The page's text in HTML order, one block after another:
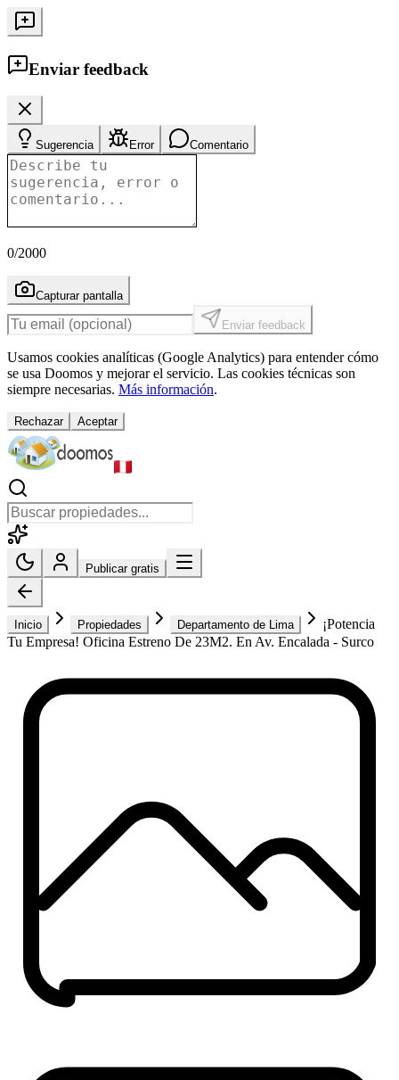
Enviar feedback
Sugerencia Error Comentario
0/2000
Capturar pantalla
Enviar feedback
Usamos cookies analíticas (Google Analytics) para entender cómo
se usa Doomos y mejorar el servicio. Las cookies técnicas son
siempre necesarias. Más información.
Rechazar Aceptar
Publicar gratis
Inicio Propiedades Departamento de Lima
¡Potencia
Tu Empresa! Oficina Estreno De 23M2. En Av. Encalada - Surco